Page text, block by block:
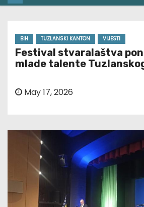
BIH TUZLANSKI KANTON VIJESTI
Festival stvaralaštva
mlade talente
May 17, 2026